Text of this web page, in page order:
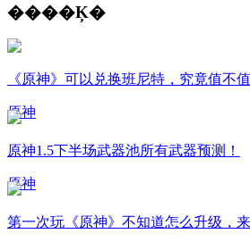
����Ķ�
《原神》可以兑换班尼特，究竟值不
原神
原神1.5下半场武器池所有武器预测！
原神
第一次玩《原神》不知道怎么升级，来